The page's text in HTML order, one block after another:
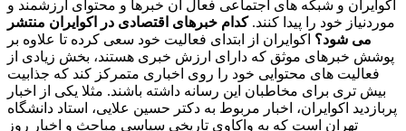
اکوایران و شبکه های اجتماعی فعال آن خبرها و محتوای ارزشمند و
موردنیاز خود را پیدا کنند.کدام خبرهای اقتصادی در اکوایران منتشر
می شود؟ اکوایران از ابتدای فعالیت خود سعی کرده تا علاوه بر
پوشش خبرهای موثق که دارای ارزش خبری هستند، بخش زیادی از
فعالیت های محتوایی خود را روی اخباری متمرکز کند که جذابیت
بیش تری برای مخاطبان این رسانه داشته باشند. مثلا یکی از اخبار
پربازدید اکوایران، اخبار مربوط به دکتر حسین علایی، استاد دانشگاه
تهران است که به واکاوی تاریخی سیاسی مباحث و اخبار روز